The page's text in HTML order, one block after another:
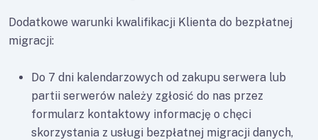
Dodatkowe warunki kwalifikacji Klienta do bezpłatnej
migracji:
Do 7 dni kalendarzowych od zakupu serwera lub
partii serwerów należy zgłosić do nas przez
formularz kontaktowy informację o chęci
skorzystania z usługi bezpłatnej migracji danych,